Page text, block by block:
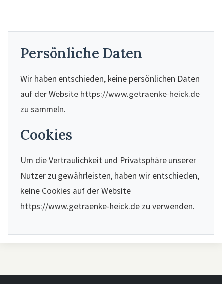
Persönliche Daten
Wir haben entschieden, keine persönlichen Daten
auf der Website https://www.getraenke-heick.de
zu sammeln.
Cookies
Um die Vertraulichkeit und Privatsphäre unserer
Nutzer zu gewährleisten, haben wir entschieden,
keine Cookies auf der Website
https://www.getraenke-heick.de zu verwenden.